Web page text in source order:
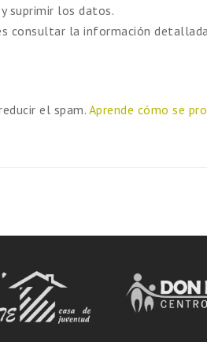
suprimir los datos.
consultar la información
el spam. Aprende cómo se